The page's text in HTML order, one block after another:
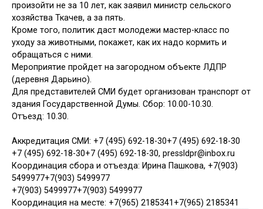
произойти не за 10 лет, как заявил министр сельского
хозяйства Ткачев, а за пять.
Кроме того, политик даст молодежи мастер-класс по
уходу за животными, покажет, как их надо кормить и
обращаться с ними.
Мероприятие пройдет на загородном объекте ЛДПР
(деревня Дарьино).
Для представителей СМИ будет организован транспорт от
здания Государственной Думы. Сбор: 10.00-10.30.
Отъезд: 10.30.
Аккредитация СМИ: +7 (495) 692-18-30+7 (495) 692-18-30
+7 (495) 692-18-30+7 (495) 692-18-30, pressldpr@inbox.ru
Координация сбора и отъезда: Ирина Пашкова, +7(903)
5499977+7(903) 5499977
+7(903) 5499977+7(903) 5499977
Координация на месте: +7(965) 2185341 +7(965) 2185341